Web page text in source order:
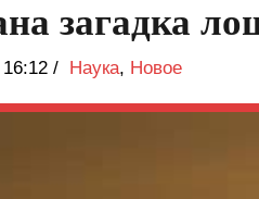
загадка
16:12 / Наука, Новое